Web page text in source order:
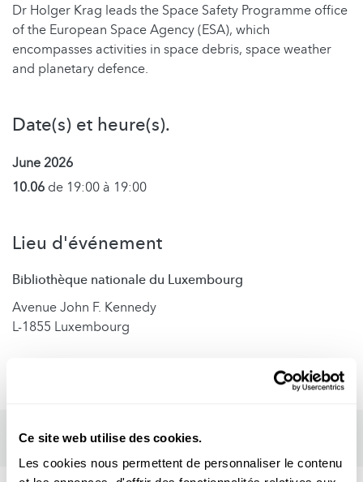
Ce site web utilise des cookies.
Les cookies nous permettent de personnaliser le contenu
Dr Holger Krag leads the Space Safety Programme office
of the European Space Agency (ESA), which
encompasses activities in space debris, space weather
and planetary defence.
Date(s) et heure(s).
June 2026
10.06 de 19:00 à 19:00
Lieu d'événement
Bibliothèque nationale du Luxembourg
Avenue John F. Kennedy
L-1855 Luxembourg